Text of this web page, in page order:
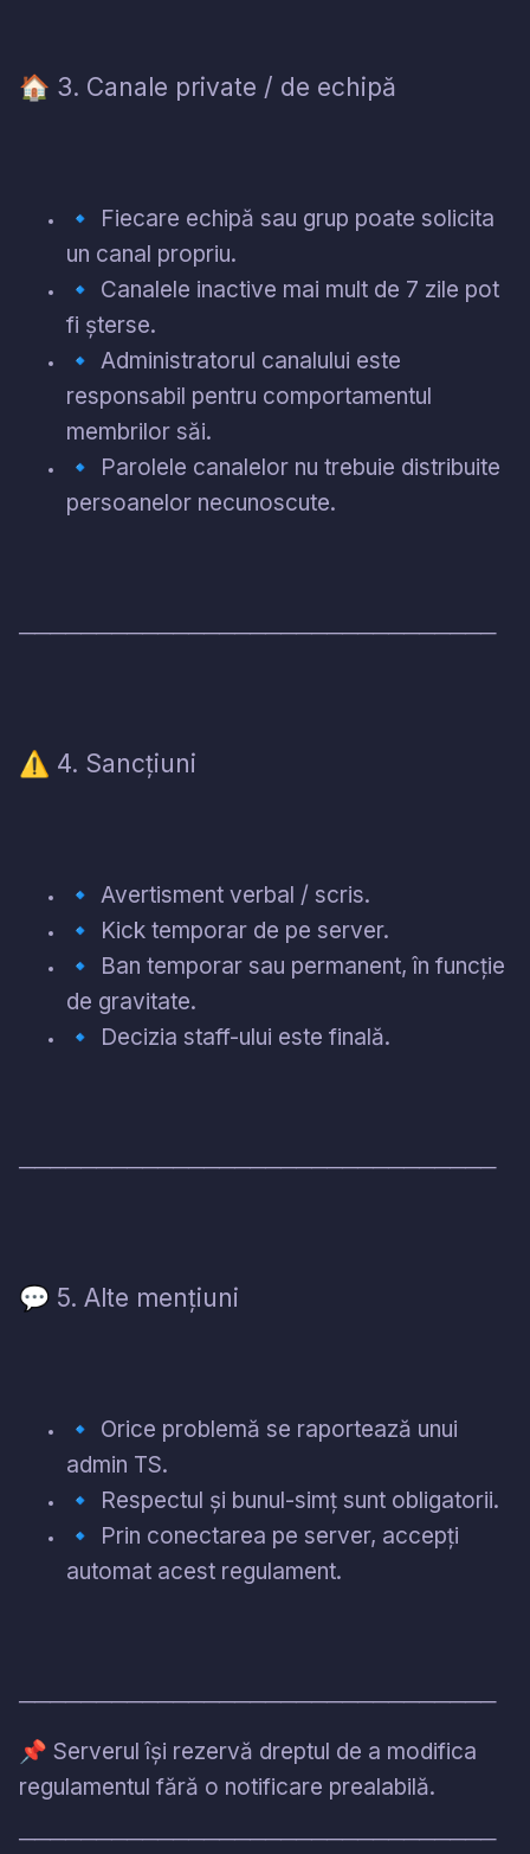
🏠 3. Canale private / de echipă
🔹
Fiecare echipă sau grup poate solicita
un canal propriu.
🔹
Canalele inactive mai mult de 7 zile pot
fi șterse.
🔹 Administratorul canalului este
responsabil pentru comportamentul
membrilor săi.
🔹
Parolele canalelor nu trebuie distribuite
persoanelor necunoscute.
───────────────────────────────
⚠️ 4. Sancțiuni
🔹 Avertisment verbal / scris.
🔹
Kick temporar de pe server.
🔹
Ban temporar sau permanent, în funcție
de gravitate.
🔹
Decizia staff-ului este finală.
───────────────────────────────
💬 5. Alte mențiuni
🔹
Orice problemă se raportează unui
admin TS.
🔹
Respectul și bunul-simț sunt obligatorii.
🔹
Prin conectarea pe server, accepți
automat acest regulament.
───────────────────────────────
📌 Serverul își rezervă dreptul de a modifica
regulamentul fără o notificare prealabilă.
───────────────────────────────